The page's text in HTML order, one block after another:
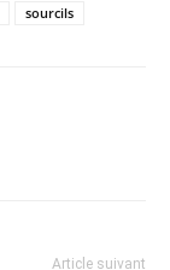
sourcils
Article suivant